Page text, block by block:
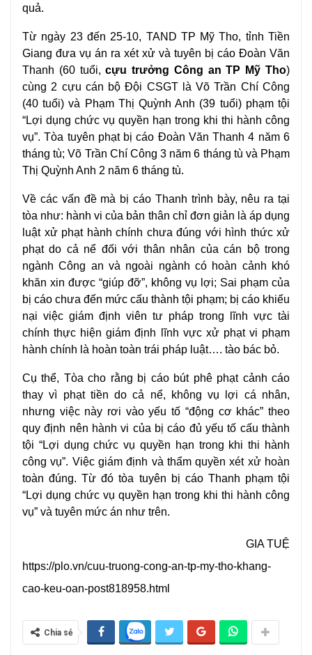
quả.
Từ ngày 23 đến 25-10, TAND TP Mỹ Tho, tỉnh Tiền
Giang đưa vụ án ra xét xử và tuyên bị cáo Đoàn Văn
Thanh (60 tuổi,cựu trưởng Công an TP Mỹ Tho)
cùng 2 cựu cán bộ Đội CSGT là Võ Trần Chí Công
(40 tuổi) và Phạm Thị Quỳnh Anh (39 tuổi) phạm tội
“Lợi dụng chức vụ quyền hạn trong khi thi hành công
vụ”. Tòa tuyên phạt bị cáo Đoàn Văn Thanh 4 năm 6
tháng tù; Võ Trần Chí Công 3 năm 6 tháng tù và Phạm
Thị Quỳnh Anh 2 năm 6 tháng tù.
Về các vấn đề mà bị cáo Thanh trình bày, nêu ra tại
tòa như: hành vi của bản thân chỉ đơn giản là áp dụng
luật xử phạt hành chính chưa đúng với hình thức xử
phạt do cả nể đối với thân nhân của cán bộ trong
ngành Công an và ngoài ngành có hoàn cảnh khó
khăn xin được “giúp đỡ”, không vụ lợi; Sai phạm của
bị cáo chưa đến mức cấu thành tội phạm; bị cáo khiếu
nại việc giám định viên tư pháp trong lĩnh vực tài
chính thực hiện giám định lĩnh vực xử phạt vi phạm
hành chính là hoàn toàn trái pháp luật…. tào bác bỏ.
Cụ thể, Tòa cho rằng bị cáo bút phê phạt cảnh cáo
thay vì phạt tiền do cả nể, không vụ lợi cá nhân,
nhưng việc này rơi vào yếu tố “động cơ khác” theo
quy định nên hành vi của bị cáo đủ yếu tố cấu thành
tội “Lợi dụng chức vụ quyền hạn trong khi thi hành
công vụ”. Việc giám định và thẩm quyền xét xử hoàn
toàn đúng. Từ đó tòa tuyên bị cáo Thanh phạm tội
“Lợi dụng chức vụ quyền hạn trong khi thi hành công
vụ” và tuyên mức án như trên.
GIA TUỆ
https://plo.vn/cuu-truong-cong-an-tp-my-tho-khang-
cao-keu-oan-post818958.html
Chia sẻ